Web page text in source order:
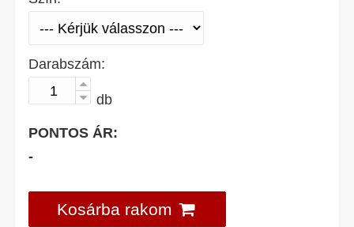
Darabszám:
db
PONTOS ÁR:
-
Kosárba rakom